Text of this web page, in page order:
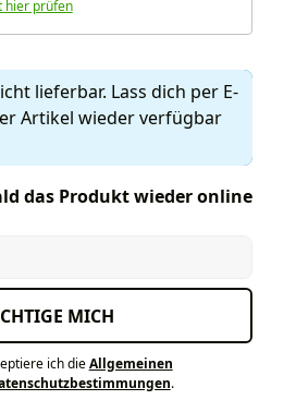
hier prüfen
lieferbar. Lass dich per E-
Artikel wieder verfügbar
das Produkt wieder online
MICH
ich dieAllgemeinen
.